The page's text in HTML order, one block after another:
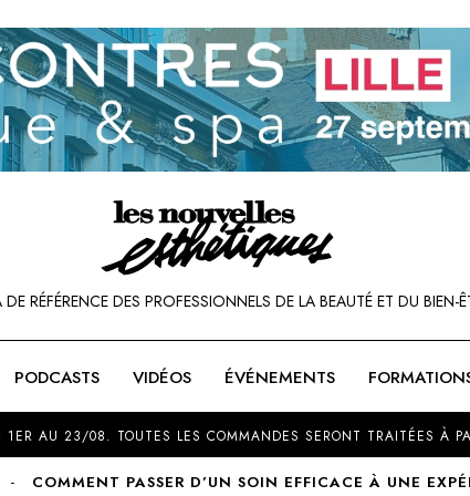
DE RÉFÉRENCE DES PROFESSIONNELS DE LA BEAUTÉ ET DU BIEN-
PODCASTS VIDÉOS ÉVÉNEMENTS
1ER AU 23/08. TOUTES LES COMMANDES SERONT TRAITÉES À
COMMENT PASSER D’UN SOIN EFFICACE À UNE